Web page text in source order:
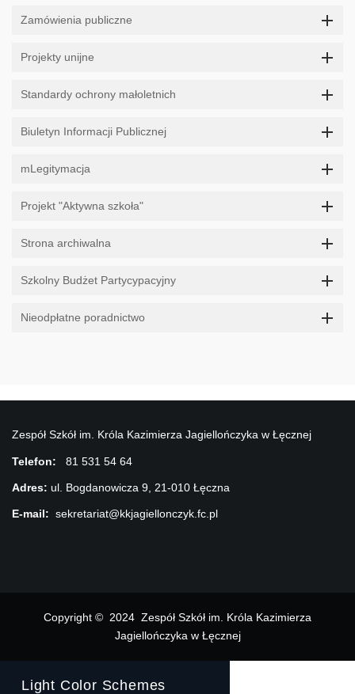
Zamówienia publiczne
Projekty unijne
Standardy ochrony małoletnich
Biuletyn Informacji Publicznej
mLegitymacja
Projekt "Aktywna szkoła"
Strona archiwalna
Szkolny Budżet Partycypacyjny
Nieodpłatne poradnictwo
Zespół Szkół im. Króla Kazimierza Jagiellończyka w Łęcznej
Telefon: 81 531 54 64
Adres: ul. Bogdanowicza 9, 21-010 Łęczna
E-mail: sekretariat@kkjagiellonczyk.fc.pl
Copyright © 2024 Zespół Szkół im. Króla Kazimierza
Jagiellończyka w Łęcznej
Light Color Schemes